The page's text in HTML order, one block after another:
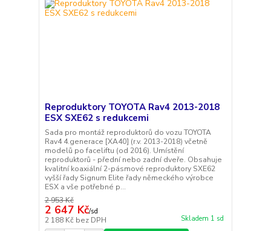
Reproduktory TOYOTA Rav4 2013-2018
ESX SXE62 s redukcemi
Sada pro montáž reproduktorů do vozu TOYOTA
Rav4 4.generace [XA40] (r.v. 2013-2018) včetně
modelů po faceliftu (od 2016). Umístění
reproduktorů - přední nebo zadní dveře. Obsahuje
kvalitní koaxiální 2-pásmové reproduktory SXE62
vyšší řady Signum Elite řady německého výrobce
ESX a vše potřebné p...
2 953 Kč
2 647 Kč/sd
2 188 Kč bez DPH Skladem 1 sd